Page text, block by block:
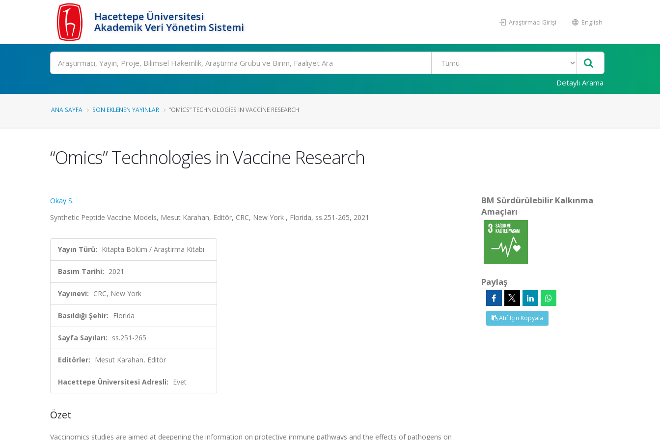
Hacettepe Üniversitesi
Akademik Veri Yönetim Sistemi
Araştırmacı Girişi English
Ara
Detaylı Arama
ANA SAYFA SON EKLENEN YAYINLAR “OMICS” TECHNOLOGIES IN VACCINE RESEARCH
“Omics” Technologies in Vaccine Research
Okay S.
Synthetic Peptide Vaccine Models, Mesut Karahan, Editör, CRC, New York , Florida, ss.251-265, 2021
Yayın Türü: Kitapta Bölüm / Araştırma Kitabı
Basım Tarihi: 2021
Yayınevi: CRC, New York
Basıldığı Şehir: Florida
Sayfa Sayıları: ss.251-265
Editörler: Mesut Karahan, Editör
Hacettepe Üniversitesi Adresli: Evet
Özet
Vaccinomics studies are aimed at deepening the information on protective immune pathways and the effects of pathogens on
BM Sürdürülebilir Kalkınma
Amaçları
Paylaş
Atıf İçin Kopyala